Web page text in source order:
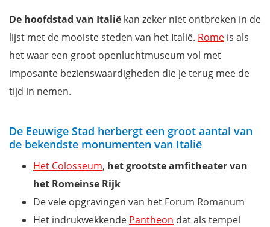
Genua
Palermo
Florence
Verona
Polignano a Mare
De hoofdstad van Italië kan zeker niet ontbreken in de
lijst met de mooiste steden van het Italië. Rome is als
het waar een groot openluchtmuseum vol met
imposante bezienswaardigheden die je terug mee de
tijd in nemen.
De Eeuwige Stad herbergt een groot aantal van
de bekendste monumenten van Italië
Het Colosseum, het grootste amfitheater van
het Romeinse Rijk
De vele opgravingen van het Forum Romanum
Het indrukwekkende Pantheon dat als tempel